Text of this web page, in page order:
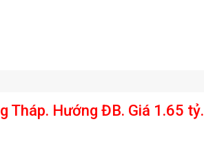
Tháp. Hướng ĐB. Giá 1.65 tỷ.